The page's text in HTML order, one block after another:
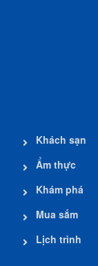
Khách sạn
Ẩm thực
Khám phá
Mua sắm
Lịch trình